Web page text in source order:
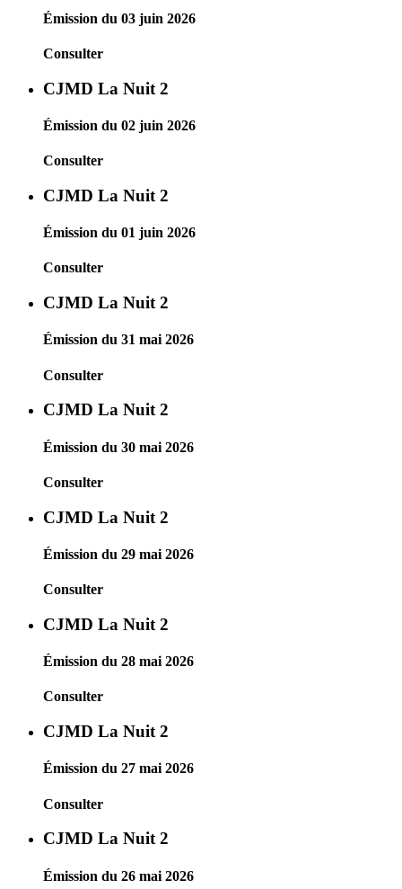
Émission du 03 juin 2026
Consulter
CJMD La Nuit 2
Émission du 02 juin 2026
Consulter
CJMD La Nuit 2
Émission du 01 juin 2026
Consulter
CJMD La Nuit 2
Émission du 31 mai 2026
Consulter
CJMD La Nuit 2
Émission du 30 mai 2026
Consulter
CJMD La Nuit 2
Émission du 29 mai 2026
Consulter
CJMD La Nuit 2
Émission du 28 mai 2026
Consulter
CJMD La Nuit 2
Émission du 27 mai 2026
Consulter
CJMD La Nuit 2
Émission du 26 mai 2026